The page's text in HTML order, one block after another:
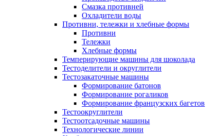
Смазка противней
Охладители воды
Противни, тележки и хлебные формы
Противни
Тележки
Хлебные формы
Темперирующие машины для шоколада
Тестоделители и округлители
Тестозакаточные машины
Формирование батонов
Формирование рогаликов
Формирование французских багетов
Тестоокруглители
Тестоотсадочные машины
Технологические линии